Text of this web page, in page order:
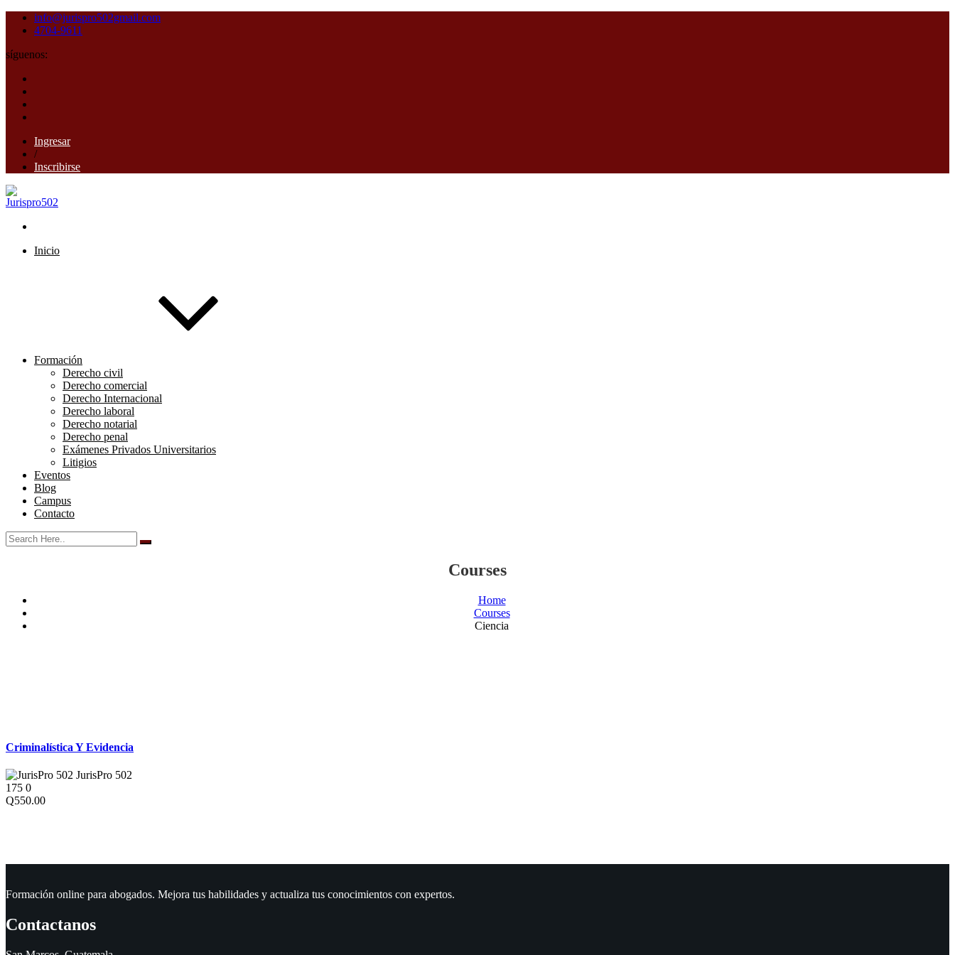
info@jurispro502gmail.com
4704-9611
síguenos:
Ingresar
/
Inscribirse
Inicio
Formación
Derecho civil
Derecho comercial
Derecho Internacional
Derecho laboral
Derecho notarial
Derecho penal
Exámenes Privados Universitarios
Litigios
Eventos
Blog
Campus
Contacto
Courses
Home
Courses
Ciencia
Criminalística Y Evidencia
JurisPro 502
175 0
Q550.00
Formación online para abogados. Mejora tus habilidades y actualiza tus conocimientos con expertos.
Contactanos